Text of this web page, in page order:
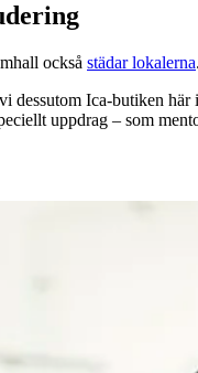
också städar lokalerna.
dessutom Ica-butiken
uppdrag – som